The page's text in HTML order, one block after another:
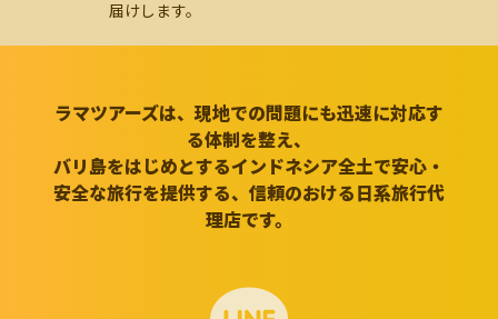
届けします。
ラマツアーズは、現地での問題にも迅速に対応す
る体制を整え、
バリ島をはじめとするインドネシア全土で安心・
安全な旅行を提供する、信頼のおける日系旅行代
理店です。